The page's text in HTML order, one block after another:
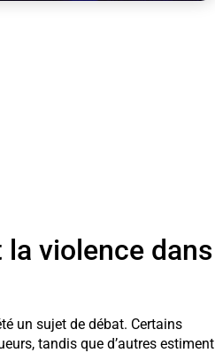
violence dans
un sujet de débat. Certains
tandis que d’autres estiment